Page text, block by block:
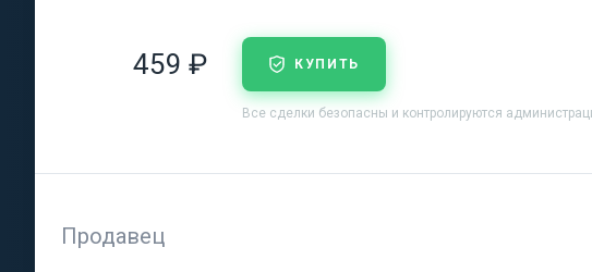
459 ₽ КУПИТЬ
Все сделки безопасны и контролируются
Продавец